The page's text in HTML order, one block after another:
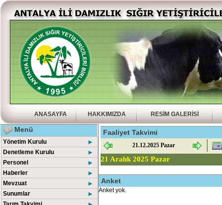
ANASAYFA HAKKIMIZDA RESİM GALERİSİ
Menü
►
Yönetim Kurulu
►
Denetleme Kurulu
►
Personel
►
Haberler
►
Mevzuat
►
Sunumlar
Faaliyet Takvimi
21.12.2025 Pazar
21 Aralık 2025 Pazar
Anket
Anket yok.